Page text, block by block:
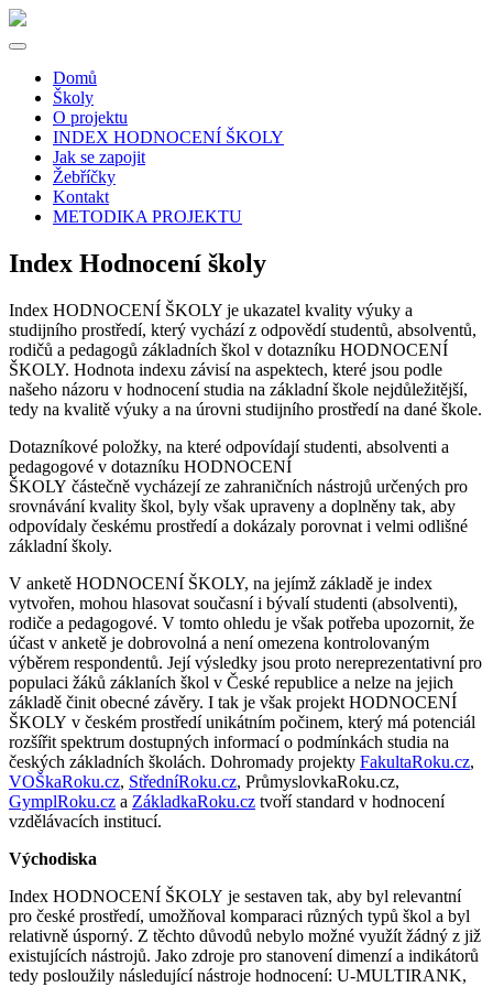
Domů
Školy
O projektu
INDEX HODNOCENÍ ŠKOLY
Jak se zapojit
Žebříčky
Kontakt
METODIKA PROJEKTU
Index Hodnocení školy
Index HODNOCENÍ ŠKOLY je ukazatel kvality výuky a
studijního prostředí, který vychází z odpovědí studentů, absolventů,
rodičů a pedagogů základních škol v dotazníku HODNOCENÍ
ŠKOLY. Hodnota indexu závisí na aspektech, které jsou podle
našeho názoru v hodnocení studia na základní škole nejdůležitější,
tedy na kvalitě výuky a na úrovni studijního prostředí na dané škole.
Dotazníkové položky, na které odpovídají studenti, absolventi a
pedagogové v dotazníku HODNOCENÍ
ŠKOLY částečně vycházejí ze zahraničních nástrojů určených pro
srovnávání kvality škol, byly však upraveny a doplněny tak, aby
odpovídaly českému prostředí a dokázaly porovnat i velmi odlišné
základní školy.
V anketě HODNOCENÍ ŠKOLY, na jejímž základě je index
vytvořen, mohou hlasovat současní i bývalí studenti (absolventi),
rodiče a pedagogové. V tomto ohledu je však potřeba upozornit, že
účast v anketě je dobrovolná a není omezena kontrolovaným
výběrem respondentů. Její výsledky jsou proto nereprezentativní pro
populaci žáků záklaních škol v České republice a nelze na jejich
základě činit obecné závěry. I tak je však projekt HODNOCENÍ
ŠKOLY v českém prostředí unikátním počinem, který má potenciál
rozšířit spektrum dostupných informací o podmínkách studia na
českých základních školách. Dohromady projekty FakultaRoku.cz,
VOŠkaRoku.cz, StředníRoku.cz, PrůmyslovkaRoku.cz,
GymplRoku.cz a ZákladkaRoku.cz tvoří standard v hodnocení
vzdělávacích institucí.
Východiska
Index HODNOCENÍ ŠKOLY je sestaven tak, aby byl relevantní
pro české prostředí, umožňoval komparaci různých typů škol a byl
relativně úsporný. Z těchto důvodů nebylo možné využít žádný z již
existujících nástrojů. Jako zdroje pro stanovení dimenzí a indikátorů
tedy posloužily následující nástroje hodnocení: U-MULTIRANK,